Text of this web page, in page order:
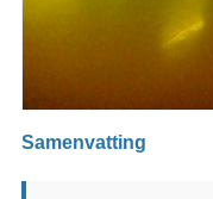
Samenvatting